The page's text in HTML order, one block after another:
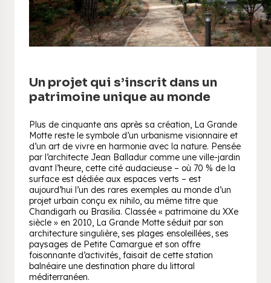
Un projet qui s’inscrit dans un
patrimoine unique au monde
Plus de cinquante ans après sa création, La Grande
Motte reste le symbole d’un urbanisme visionnaire et
d’un art de vivre en harmonie avec la nature. Pensée
par l’architecte Jean Balladur comme une ville-jardin
avant l’heure, cette cité audacieuse – où 70 % de la
surface est dédiée aux espaces verts – est
aujourd’hui l’un des rares exemples au monde d’un
projet urbain conçu ex nihilo, au même titre que
Chandigarh ou Brasilia. Classée « patrimoine du XXe
siècle » en 2010, La Grande Motte séduit par son
architecture singulière, ses plages ensoleillées, ses
paysages de Petite Camargue et son offre
foisonnante d’activités, faisait de cette station
balnéaire une destination phare du littoral
méditerranéen.